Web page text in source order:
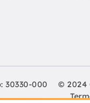
30330-000
© 2024